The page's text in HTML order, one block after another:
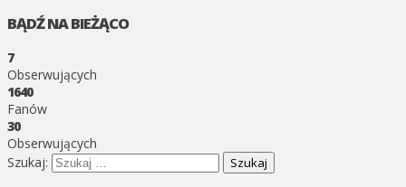
BĄDŹ NA BIEŻĄCO
7
Obserwujących
1640
Fanów
30
Obserwujących
Szukaj: